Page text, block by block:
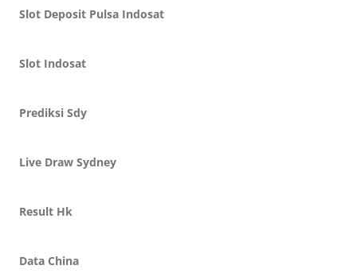
Slot Deposit Pulsa Indosat
Slot Indosat
Prediksi Sdy
Live Draw Sydney
Result Hk
Data China